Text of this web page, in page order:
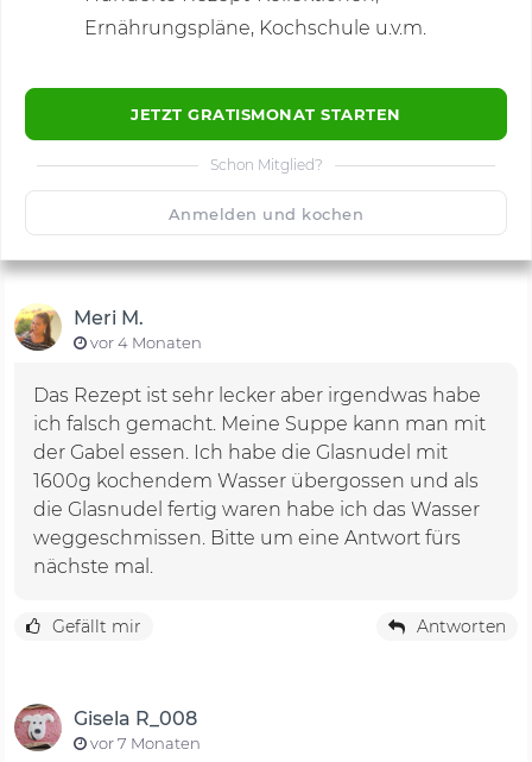
Ernährungspläne, Kochschule u.v.m.
JETZT GRATISMONAT STARTEN
Schon Mitglied?
Anmelden und kochen
🙂 Speichern
Meri M.
vor 4 Monaten
Das Rezept ist sehr lecker aber irgendwas habe
ich falsch gemacht. Meine Suppe kann man mit
der Gabel essen. Ich habe die Glasnudel mit
1600g kochendem Wasser übergossen und als
die Glasnudel fertig waren habe ich das Wasser
weggeschmissen. Bitte um eine Antwort fürs
nächste mal.
Gefällt mir Antworten
Gisela R_008
vor 7 Monaten